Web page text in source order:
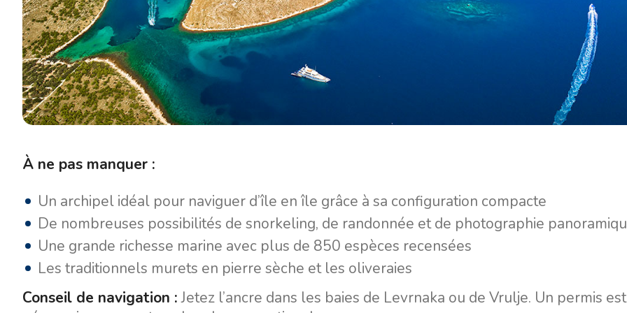
À ne pas manquer :
Un archipel idéal pour naviguer d’île en île grâce à sa configuration compacte
De nombreuses possibilités de snorkeling, de randonnée et de photographie
Une grande richesse marine avec plus de 850 espèces recensées
Les traditionnels murets en pierre sèche et les oliveraies
Conseil de navigation :Jetez l’ancre dans les baies de Levrnaka ou de Vrulje. Un permis est